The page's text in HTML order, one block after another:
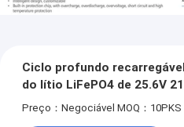
Ciclo profundo
do lítio LiFePO4 de 25.6V
Preço：Negociável MOQ：10PKS